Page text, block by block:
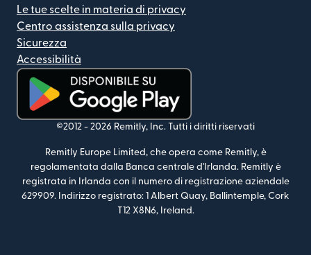
Le tue scelte in materia di privacy
Centro assistenza sulla privacy
Sicurezza
Accessibilità
(si apre in una nuova finestra)
©2012 - 2026 Remitly, Inc. Tutti i diritti riservati
Remitly Europe Limited, che opera come Remitly, è
regolamentata dalla Banca centrale d'Irlanda. Remitly è
registrata in Irlanda con il numero di registrazione aziendale
629909. Indirizzo registrato: 1 Albert Quay, Ballintemple, Cork
T12 X8N6, Ireland.